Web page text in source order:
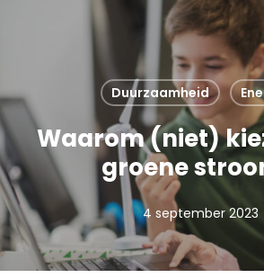
content
Duurzaamheid
Waarom (niet)
groene
4 september 2023